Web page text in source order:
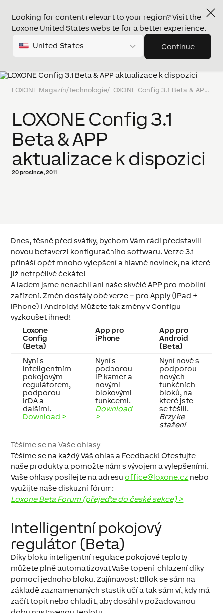
Looking for content relevant to your region? Visit the
Loxone United States website for a better experience.
United States Continue
LOXONE Magazín/Technologie/ LOXONE Config 3.1 Beta & APP aktualizace k dispozici
LOXONE Config 3.1
Beta & APP
aktualizace k dispozici
20 prosince, 2011
Dnes, těsně před svátky, bychom Vám rádi představili
novou betaverzi konfiguračního softwaru. Verze 3.1
přináší opět mnoho vylepšení a hlavně novinek, na které
již netrpělivě čekáte!
A ladem jsme nenachli ani naše skvělé APP pro mobilní
zařízení. Změn dostály obě verze – pro Apply (iPad +
iPhone) i Androidy! Můžete tak změny v Configu
vyzkoušet ihned!
Loxone
Config
(Beta)
App pro
iPhone
App pro
Android
(Beta)
Nyní s
inteligentním
pokojovým
regulátorem,
podporou
IrDA a
dalšími.
Download >
Nyní s
podporou
IP kamer a
novými
blokovými
funkcemi.
Download
>
Nyní nově s
podporou
nových
funkčních
bloků, na
které jste
se těšili.
Brzy ke
stažení
Těšíme se na Vaše ohlasy
Těšíme se na každý Váš ohlas a Feedback! Otestujte
naše produkty a pomožte nám s vývojem a vylepšeními.
Vaše ohlasy posílejte na adresuoffice@loxone.cz nebo
využijte naše diskuzní fórum:
Loxone Beta Forum (přejeďte do české sekce) >
Intelligentní pokojový
regulátor (Beta)
Díky bloku inteligentní regulace pokojové teploty
můžete plně automatizovat Vaše topení chlazení díky
pomocí jednoho bloku. Zajímavost: Bllok se sám na
základě zaznamenaných stastik učí a tak sám ví, kdy má
začít topit nebo chladit, aby dosáhl v požadovanou